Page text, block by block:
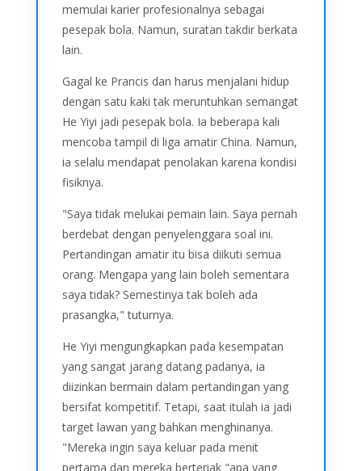
memulai karier profesionalnya sebagai
pesepak bola. Namun, suratan takdir berkata
lain.
Gagal ke Prancis dan harus menjalani hidup
dengan satu kaki tak meruntuhkan semangat
He Yiyi jadi pesepak bola. Ia beberapa kali
mencoba tampil di liga amatir China. Namun,
ia selalu mendapat penolakan karena kondisi
fisiknya.
"Saya tidak melukai pemain lain. Saya pernah
berdebat dengan penyelenggara soal ini.
Pertandingan amatir itu bisa diikuti semua
orang. Mengapa yang lain boleh sementara
saya tidak? Semestinya tak boleh ada
prasangka," tuturnya.
He Yiyi mengungkapkan pada kesempatan
yang sangat jarang datang padanya, ia
diizinkan bermain dalam pertandingan yang
bersifat kompetitif. Tetapi, saat itulah ia jadi
target lawan yang bahkan menghinanya.
"Mereka ingin saya keluar pada menit
pertama dan mereka berteriak "apa yang